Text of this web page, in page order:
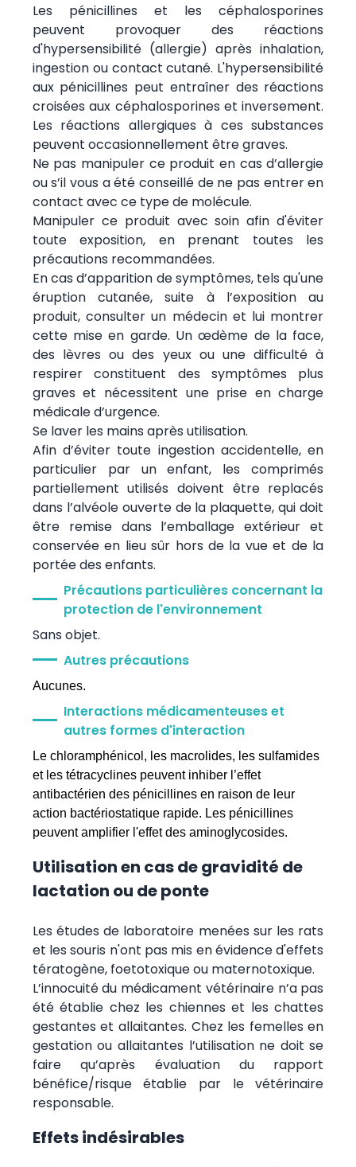
Les pénicillines et les céphalosporines
peuvent provoquer des réactions
d'hypersensibilité (allergie) après inhalation,
ingestion ou contact cutané. L'hypersensibilité
aux pénicillines peut entraîner des réactions
croisées aux céphalosporines et inversement.
Les réactions allergiques à ces substances
peuvent occasionnellement être graves.
Ne pas manipuler ce produit en cas d’allergie
ou s’il vous a été conseillé de ne pas entrer en
contact avec ce type de molécule.
Manipuler ce produit avec soin afin d'éviter
toute exposition, en prenant toutes les
précautions recommandées.
En cas d’apparition de symptômes, tels qu'une
éruption cutanée, suite à l’exposition au
produit, consulter un médecin et lui montrer
cette mise en garde. Un œdème de la face,
des lèvres ou des yeux ou une difficulté à
respirer constituent des symptômes plus
graves et nécessitent une prise en charge
médicale d’urgence.
Se laver les mains après utilisation.
Afin d’éviter toute ingestion accidentelle, en
particulier par un enfant, les comprimés
partiellement utilisés doivent être replacés
dans l’alvéole ouverte de la plaquette, qui doit
être remise dans l’emballage extérieur et
conservée en lieu sûr hors de la vue et de la
portée des enfants.
Précautions particulières concernant la
protection de l'environnement
Sans objet.
Autres précautions
Aucunes.
Interactions médicamenteuses et
autres formes d'interaction
Le chloramphénicol, les macrolides, les sulfamides
et les tétracyclines peuvent inhiber l’effet
antibactérien des pénicillines en raison de leur
action bactériostatique rapide. Les pénicillines
peuvent amplifier l'effet des aminoglycosides.
Utilisation en cas de gravidité de
lactation ou de ponte
Les études de laboratoire menées sur les rats
et les souris n'ont pas mis en évidence d'effets
tératogène, foetotoxique ou maternotoxique.
L’innocuité du médicament vétérinaire n’a pas
été établie chez les chiennes et les chattes
gestantes et allaitantes. Chez les femelles en
gestation ou allaitantes l’utilisation ne doit se
faire qu’après évaluation du rapport
bénéfice/risque établie par le vétérinaire
responsable.
Effets indésirables